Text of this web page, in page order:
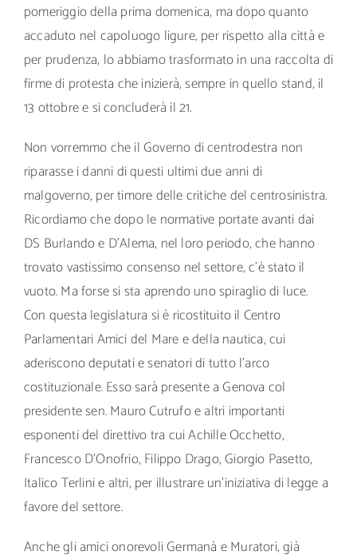
pomeriggio della prima domenica, ma dopo quanto
accaduto nel capoluogo ligure, per rispetto alla città e
per prudenza, lo abbiamo trasformato in una raccolta di
firme di protesta che inizierà, sempre in quello stand, il
13 ottobre e si concluderà il 21.
Non vorremmo che il Governo di centrodestra non
riparasse i danni di questi ultimi due anni di
malgoverno, per timore delle critiche del centrosinistra.
Ricordiamo che dopo le normative portate avanti dai
DS Burlando e D’Alema, nel loro periodo, che hanno
trovato vastissimo consenso nel settore, c’è stato il
vuoto. Ma forse si sta aprendo uno spiraglio di luce.
Con questa legislatura si è ricostituito il Centro
Parlamentari Amici del Mare e della nautica, cui
aderiscono deputati e senatori di tutto l’arco
costituzionale. Esso sarà presente a Genova col
presidente sen. Mauro Cutrufo e altri importanti
esponenti del direttivo tra cui Achille Occhetto,
Francesco D’Onofrio, Filippo Drago, Giorgio Pasetto,
Italico Terlini e altri, per illustrare un’iniziativa di legge a
favore del settore.
Anche gli amici onorevoli Germanà e Muratori, già